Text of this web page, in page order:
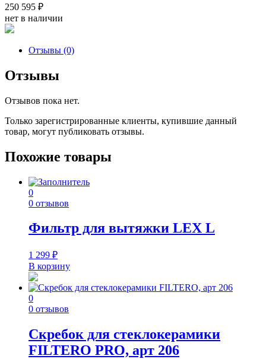
250 595 ₽
нет в наличии
Отзывы (0)
Отзывы
Отзывов пока нет.
Только зарегистрированные клиенты, купившие данный
товар, могут публиковать отзывы.
Похожие товары
0
0 отзывов
Фильтр для вытяжки LEX L
1 299 ₽
В корзину
0
0 отзывов
Скребок для стеклокерамики
FILTERO PRO, арт 206